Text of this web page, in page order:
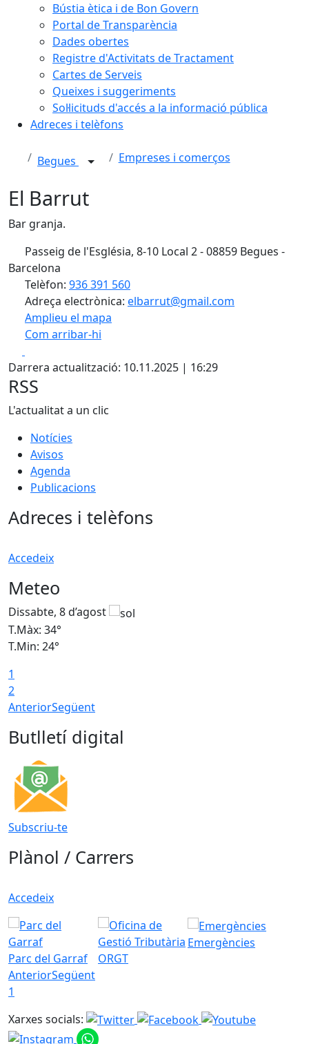
Bústia ètica i de Bon Govern
Portal de Transparència
Dades obertes
Registre d'Activitats de Tractament
Cartes de Serveis
Queixes i suggeriments
Sol·licituds d'accés a la informació pública
Adreces i telèfons
Begues Empreses i comerços
El Barrut
Bar granja.
Passeig de l'Església, 8-10 Local 2 - 08859 Begues -
Barcelona
Telèfon: 936 391 560
Adreça electrònica: elbarrut@gmail.com
Amplieu el mapa
Com arribar-hi
+
−
Darrera actualització: 10.11.2025 | 16:29
RSS
L'actualitat a un clic
Notícies
Avisos
Agenda
Publicacions
Adreces i telèfons
Accedeix
Meteo
Dissabte, 8 d’agost
T.Màx: 34°
T.Min: 24°
1
2
AnteriorSegüent
Butlletí digital
Subscriu-te
Plànol / Carrers
Accedeix
Parc del Garraf ORGT
Emergències
AnteriorSegüent
1
Xarxes socials: